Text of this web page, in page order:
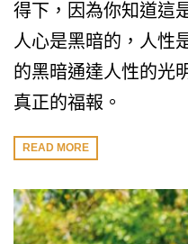
得下，因為你知道這
人心是黑暗的，人性
的黑暗通達人性的光
真正的福報。
READ MORE